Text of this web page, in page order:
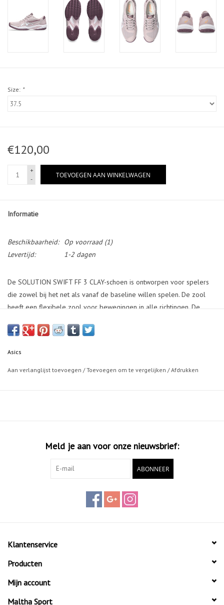
Size: *
€120,00
+
-
TOEVOEGEN AAN WINKELWAGEN
Informatie
Beschikbaarheid: Op voorraad(1)
Levertijd:
1-2 dagen
De SOLUTION SWIFT FF 3 CLAY-schoen is ontworpen voor spelers
die zowel bij het net als vanaf de baseline willen spelen. De zool
heeft een flexibele zool voor bewegingen in alle richtingen. ​De
Dit lichtgewicht en stevige schuim verbetert de schokabsorptie. ​
buitenzool van de schoen weerspiegelt het zoolontwerp van de
Asics
Aan verlanglijst toevoegen /Toevoegen om te vergelijken /Afdrukken
Meld je aan voor onze nieuwsbrief:
ABONNEER
Klantenservice
Producten
Mijn account
Maltha Sport